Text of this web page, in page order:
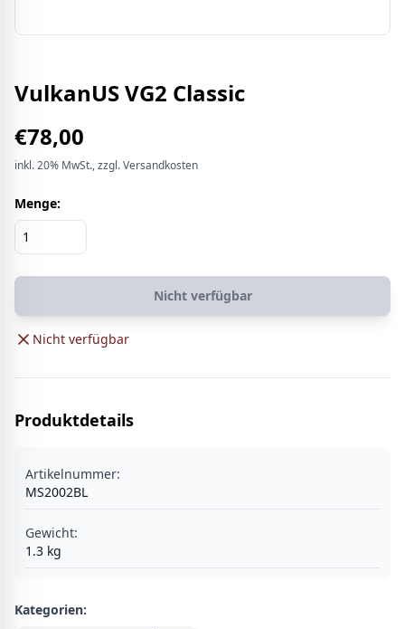
VulkanUS VG2 Classic
€78,00
inkl.20% MwSt., zzgl. Versandkosten
Menge:
Nicht verfügbar
Nicht verfügbar
Produktdetails
Artikelnummer:
MS2002BL
Gewicht:
1.3 kg
Kategorien: